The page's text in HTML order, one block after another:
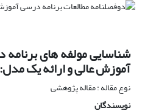
شناسایی مولفه های
آموزش عالی و ارائه یک
نوع مقاله : مقاله پژوهشی
نویسندگان